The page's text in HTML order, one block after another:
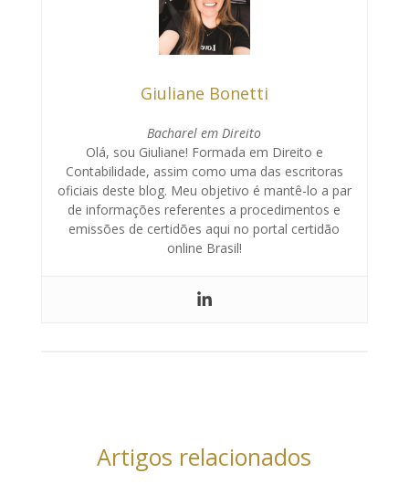
Giuliane Bonetti
Bacharel em Direito
Olá, sou Giuliane! Formada em Direito e
Contabilidade, assim como uma das escritoras
oficiais deste blog. Meu objetivo é mantê-lo a par
de informações referentes a procedimentos e
emissões de certidões aqui no portal certidão
online Brasil!
Artigos relacionados